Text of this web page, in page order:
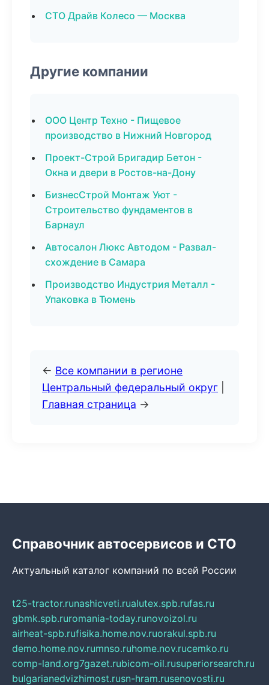
СТО Драйв Колесо — Москва
Другие компании
ООО Центр Техно - Пищевое
производство в Нижний Новгород
Проект-Строй Бригадир Бетон -
Окна и двери в Ростов-на-Дону
БизнесСтрой Монтаж Уют -
Строительство фундаментов в
Барнаул
Автосалон Люкс Автодом - Развал-
схождение в Самара
Производство Индустрия Металл -
Упаковка в Тюмень
← Все компании в регионе
Центральный федеральный округ
Главная страница →
Справочник автосервисов и СТО
Актуальный каталог компаний по всей России
t25-tractor.runashicveti.rualutex.spb.rufas.ru
gbmk.spb.ruromania-today.runovoizol.ru
airheat-spb.rufisika.home.nov.ruorakul.spb.ru
demo.home.nov.rumnso.ruhome.nov.rucemko.ru
comp-land.org7gazet.rubicom-oil.rusuperiorsearch.ru
bulgarianedvizhimost.rusn-hram.rusenovosti.ru